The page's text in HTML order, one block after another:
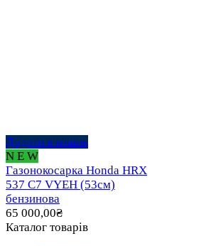
Додати в кошик
N E W
Газонокосарка Honda HRX
537 C7 VYEH (53см)
бензинова
65 000,00₴
Каталог товарів